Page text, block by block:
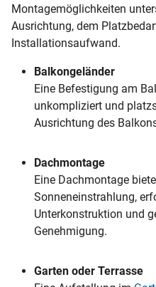
Montagemöglichkeiten
Ausrichtung, dem
Installationsaufwand.
Balkongeländer
Eine Befestigung am
unkompliziert und
Ausrichtung des
Dachmontage
Eine Dachmontage
Sonneneinstrahlung,
Unterkonstruktion und
Genehmigung.
Garten oder Terrasse